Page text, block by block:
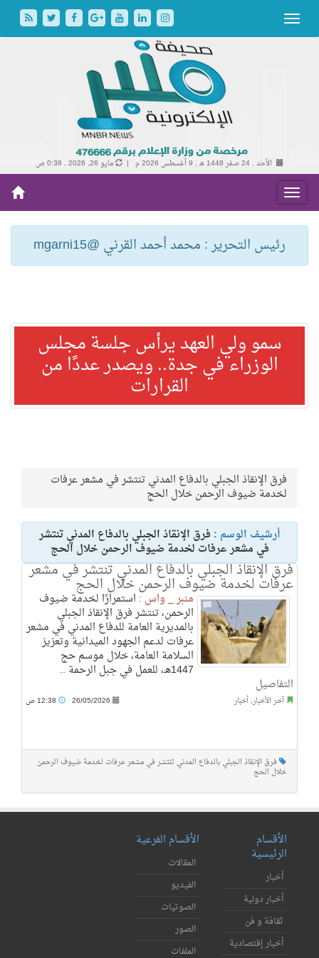
الأحد , 24 صفر 1448 هـ , 9 أغسطس 2026 م | مايو 26, 2026 , 0:38 ص
رئيس التحرير : محمد أحمد القرني @mgarni15
سمو ولي العهد يرأس جلسة مجلس
الوزراء في جدة.. ويصدر عددًا من
القرارات
فرق الإنقاذ الجبلي بالدفاع المدني تنتشر في مشعر عرفات
لخدمة ضيوف الرحمن خلال الحج
أرشيف الوسم :فرق الإنقاذ الجبلي بالدفاع المدني تنتشر
في مشعر عرفات لخدمة ضيوف الرحمن خلال الحج
فرق الإنقاذ الجبلي بالدفاع المدني تنتشر في مشعر
عرفات لخدمة ضيوف الرحمن خلال الحج
منبر _ واس : استمرارًا لخدمة ضيوف
الرحمن، تنتشر فرق الإنقاذ الجبلي
بالمديرية العامة للدفاع المدني في مشعر
عرفات لدعم الجهود الميدانية وتعزيز
السلامة العامة، خلال موسم حج
1447هـ، للعمل في جبل الرحمة ..
التفاصيل
آخر الأخبار, أخبار 26/05/2026
فرق الإنقاذ الجبلي بالدفاع المدني تنتشر في مشعر عرفات لخدمة ضيوف الرحمن
خلال الحج
الأقسام
الرئيسية
أخبار
أخبار دولية
ثقافة و فن
أخبار إقتصادية
الأقسام الفرعية
المقالات
الفيديو
الصوتيات
الصور
الملفات